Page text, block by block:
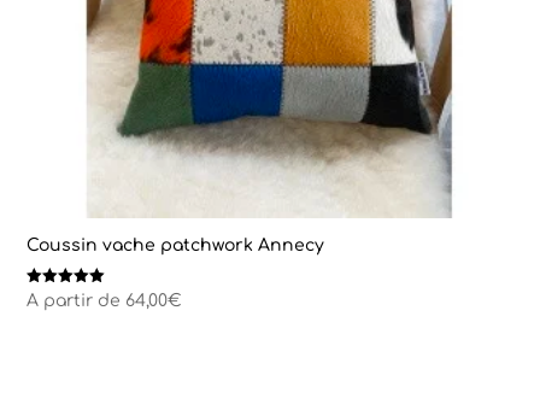
Coussin vache patchwork Annecy
Note
5.00
A partir de 64,00€